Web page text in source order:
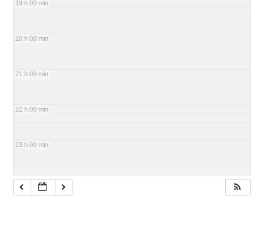
19 h 00 min
20 h 00 min
21 h 00 min
22 h 00 min
23 h 00 min